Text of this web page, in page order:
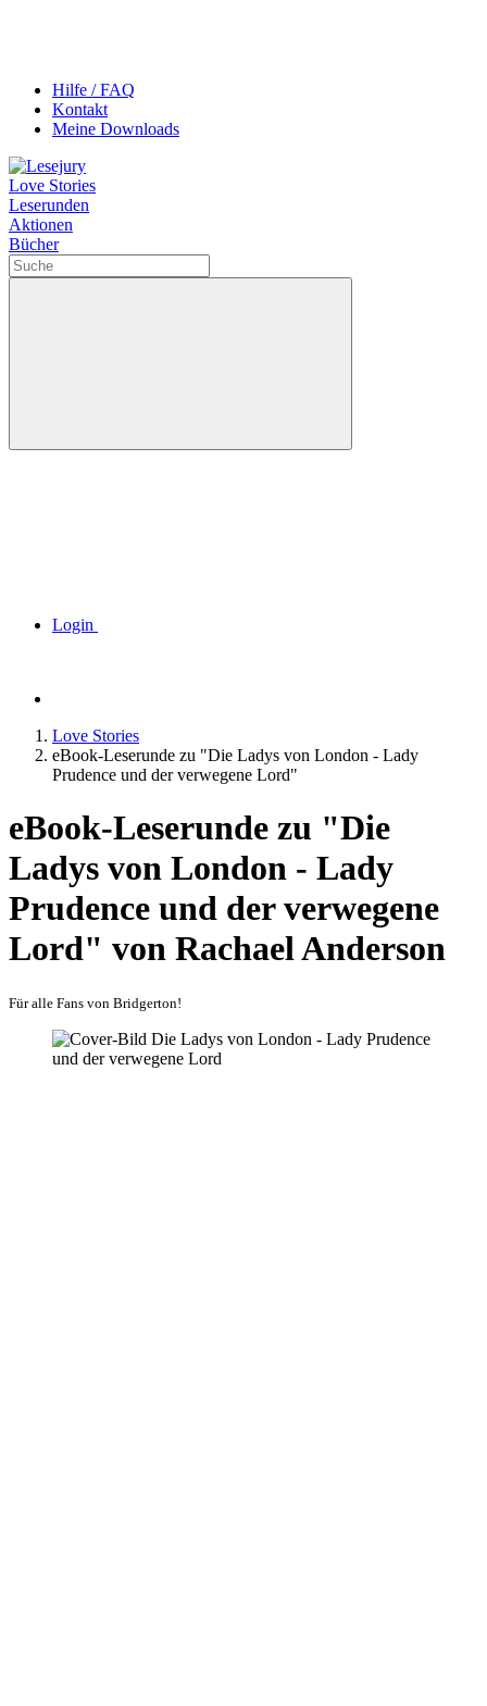
Hilfe / FAQ
Kontakt
Meine Downloads
Love Stories
Leserunden
Aktionen
Bücher
Login
Love Stories
eBook-Leserunde zu "Die Ladys von London - Lady
Prudence und der verwegene Lord"
eBook-Leserunde zu "Die
Ladys von London - Lady
Prudence und der verwegene
Lord" von Rachael Anderson
Für alle Fans von Bridgerton!